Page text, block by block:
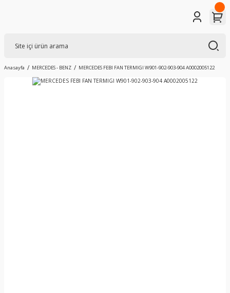
Anasayfa MERCEDES - BENZ MERCEDES FEBI FAN TERMIGI W901-902-903-904 A0002005122